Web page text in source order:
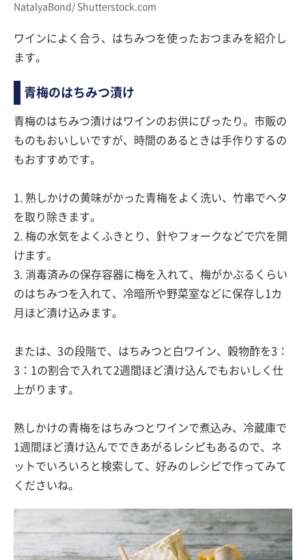
NatalyaBond/ Shutterstock.com
ワインによく合う、はちみつを使ったおつまみを紹介し
ます。
青梅のはちみつ漬け
青梅のはちみつ漬けはワインのお供にぴったり。市販の
ものもおいしいですが、時間のあるときは手作りするの
もおすすめです。
1. 熟しかけの黄味がかった青梅をよく洗い、竹串でヘタ
を取り除きます。
2. 梅の水気をよくふきとり、針やフォークなどで穴を開
けます。
3. 消毒済みの保存容器に梅を入れて、梅がかぶるくらい
のはちみつを入れて、冷暗所や野菜室などに保存し1カ
月ほど漬け込みます。
または、3の段階で、はちみつと白ワイン、穀物酢を3：
3：1の割合で入れて2週間ほど漬け込んでもおいしく仕
上がります。
熟しかけの青梅をはちみつとワインで煮込み、冷蔵庫で
1週間ほど漬け込んでできあがるレシピもあるので、ネ
ットでいろいろと検索して、好みのレシピで作ってみて
くださいね。